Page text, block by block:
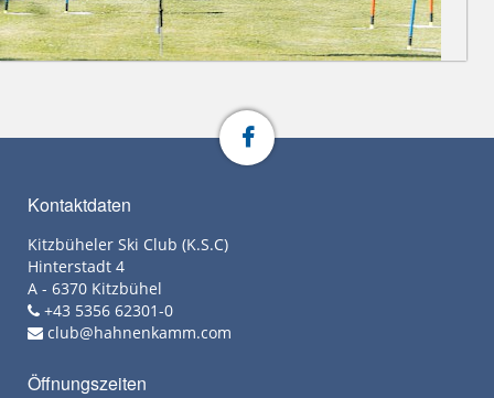
Kontaktdaten
Kitzbüheler Ski Club (K.S.C)
Hinterstadt 4
A - 6370 Kitzbühel
+43 5356 62301-0
club@hahnenkamm.com
Öffnungszeiten